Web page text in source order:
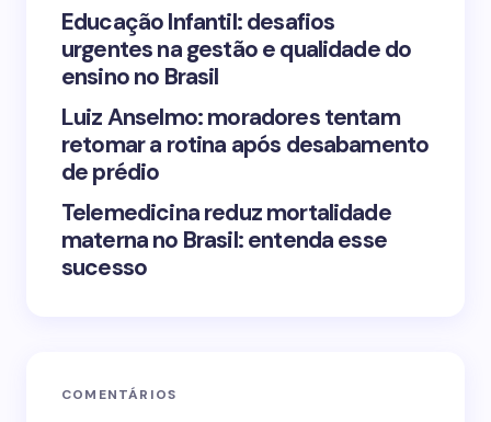
Submit Comment
Educação Infantil: desafios
urgentes na gestão e qualidade do
ensino no Brasil
Luiz Anselmo: moradores tentam
retomar a rotina após desabamento
de prédio
Telemedicina reduz mortalidade
materna no Brasil: entenda esse
sucesso
COMENTÁRIOS